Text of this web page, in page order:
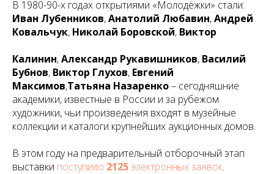
В 1980-90-х годах открытиями «Молодёжки» стали:
Иван Лубенников,Анатолий Любавин,Андрей
Ковальчук, Николай Боровской, Виктор
Калинин,Александр Рукавишников, Василий
Бубнов, Виктор Глухов, Евгений
Максимов,Татьяна Назаренко– сегодняшние
академики, известные в России и за рубежом
художники, чьи произведения входят в музейные
коллекции и каталоги крупнейших аукционных домов.
В этом году на предварительный отборочный этап
выставки поступило 2125электронных заявок.